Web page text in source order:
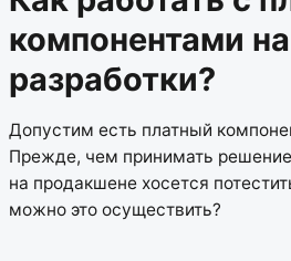
компонентами
разработки?
Допустим есть платный
Прежде, чем принимать решение
на продакшене хосется
можно это осуществить?